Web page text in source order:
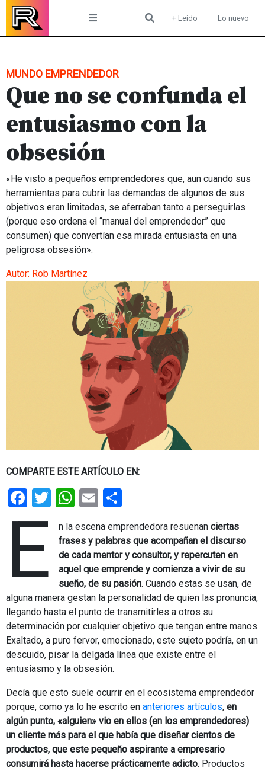
Skip
content
+ Leído Lo nuevo
MUNDO EMPRENDEDOR
Que no se confunda el
entusiasmo con la
obsesión
«He visto a pequeños emprendedores que, aun cuando sus
herramientas para cubrir las demandas de algunos de sus
objetivos eran limitadas, se aferraban tanto a perseguirlas
(porque eso ordena el “manual del emprendedor” que
consumen) que convertían esa mirada entusiasta en una
peligrosa obsesión».
Autor: Rob Martínez
COMPARTE ESTE ARTÍCULO EN:
Facebook
Twitter
WhatsApp
Email
E n la escena emprendedora resuenanciertas
frases y palabras que acompañan el discurso
de cada mentor y consultor, y repercuten en
aquel que emprende y comienza a vivir de su
sueño, de su pasión. Cuando estas se usan, de
alguna manera gestan la personalidad de quien las pronuncia,
llegando hasta el punto de transmitirles a otros su
determinación por cualquier objetivo que tengan entre manos.
Exaltado, a puro fervor, emocionado, este sujeto podría, en un
descuido, pisar la delgada línea que existe entre el
entusiasmo y la obsesión.
Decía que esto suele ocurrir en el ecosistema emprendedor
porque, como ya lo he escrito en anteriores artículos, en
algún punto, «alguien» vio en ellos (en los emprendedores)
un cliente más para el que había que diseñar cientos de
productos, que este pequeño aspirante a empresario
consumirá hasta hacerse prácticamente adicto. Productos